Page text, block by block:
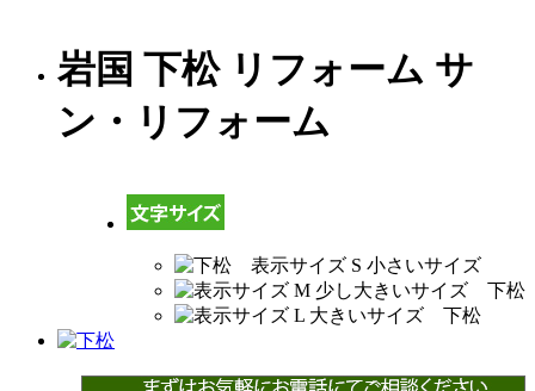
岩国 下松 リフォーム サ
ン・リフォーム